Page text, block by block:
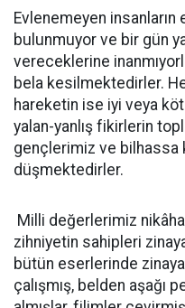
Evlenemeyen
bulunmuyor ve bir gün
vereceklerine
bela kesilmektedirler.
hareketin ise iyi veya
yalan-yanlış fikirlerin
gençlerimiz ve bilhassa
düşmektedirler.
Milli değerlerimiz
zihniyetin sahipleri
bütün eserlerinde
çalışmış, belden aşağı